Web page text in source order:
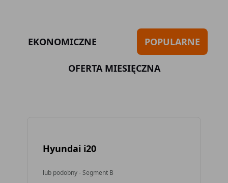
EKONOMICZNE POPULARNE
OFERTA MIESIĘCZNA
Hyundai i20
lub podobny - Segment B